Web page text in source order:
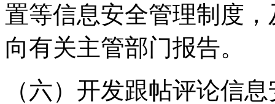
置等信息安全管理制度
向有关主管部门报告。
（六）开发跟帖评论信